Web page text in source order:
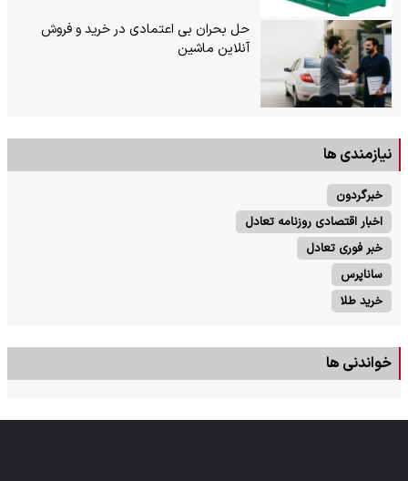
حل بحران بی‌ اعتمادی در خرید و فروش
آنلاین ماشین
نیازمندی ها
خبرگردون
اخبار اقتصادی روزنامه تعادل
خبر فوری تعادل
ساناپرس
خرید طلا
خواندنی ها